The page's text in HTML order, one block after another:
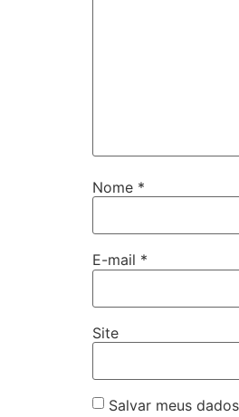
Nome *
E-mail *
Site
Salvar meus